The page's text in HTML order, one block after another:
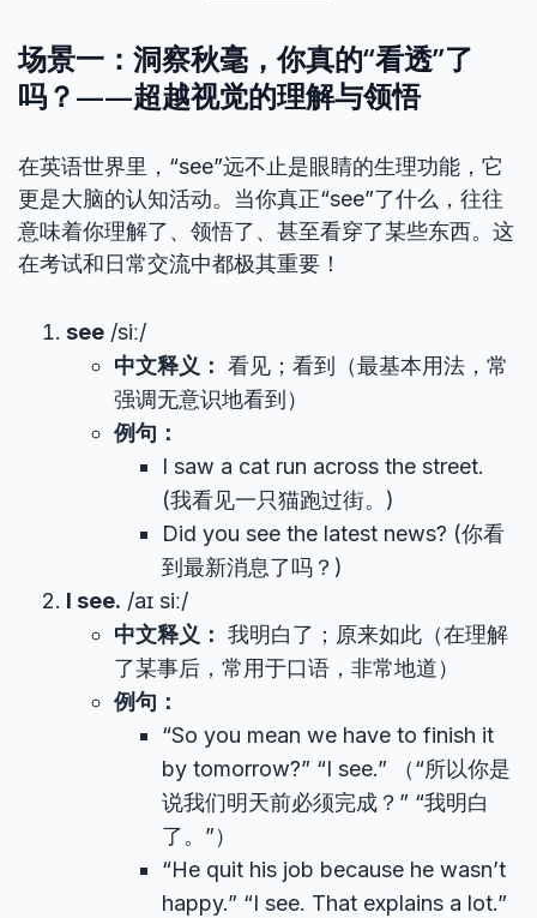
场景一：洞察秋毫，你真的“看透”了
吗？——超越视觉的理解与领悟
在英语世界里，“see”远不止是眼睛的生理功能，它
更是大脑的认知活动。当你真正“see”了什么，往往
意味着你理解了、领悟了、甚至看穿了某些东西。这
在考试和日常交流中都极其重要！
see /siː/
中文释义： 看见；看到（最基本用法，常
强调无意识地看到）
例句：
I saw a cat run across the street.
(我看见一只猫跑过街。)
Did you see the latest news? (你看
到最新消息了吗？)
I see. /aɪ siː/
中文释义： 我明白了；原来如此（在理解
了某事后，常用于口语，非常地道）
例句：
“So you mean we have to finish it
by tomorrow?” “I see.” （“所以你是
说我们明天前必须完成？” “我明白
了。”）
“He quit his job because he wasn’t
happy.” “I see. That explains a lot.”